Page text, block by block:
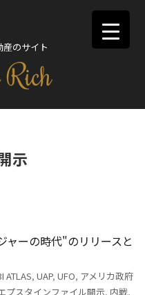
のサイト
示
ャーの時代"のリリースと
ATLAS, UAP, UFO, アメリカ政府
プスタインファイル開示, 内戦,